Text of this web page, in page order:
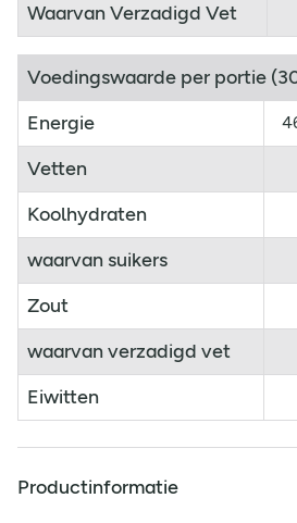
Waarvan Verzadigd Vet
Voedingswaarde per portie
Energie
Vetten
Koolhydraten
waarvan suikers
Zout
waarvan verzadigd vet
Eiwitten
Productinformatie